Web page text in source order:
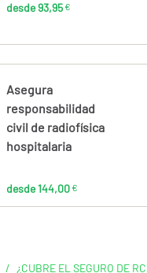
desde 93,95 €
Calcúlalo ahora
Asegura
responsabilidad
civil de radiofísica
hospitalaria
desde 144,00 €
/ ¿CUBRE EL SEGURO DE